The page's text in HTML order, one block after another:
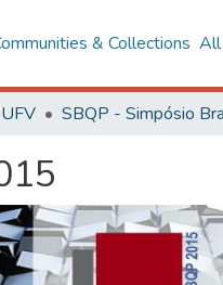
& Collections All